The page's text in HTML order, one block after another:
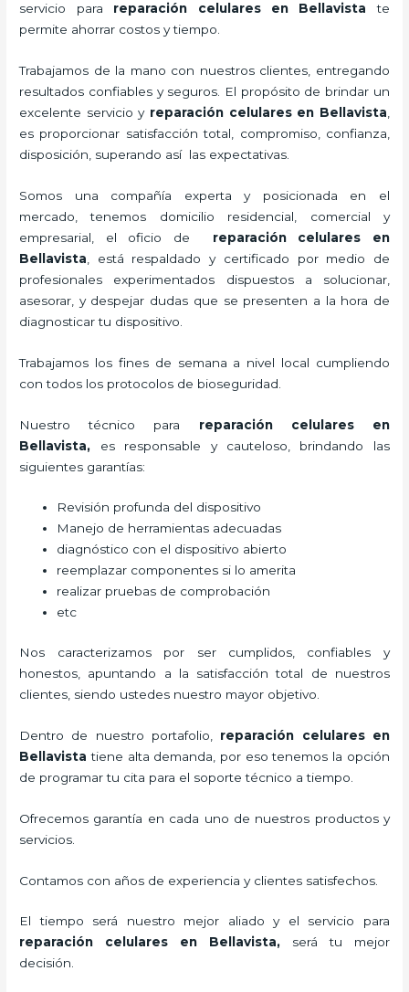
servicio para reparación celulares en Bellavista te
permite ahorrar costos y tiempo.
Trabajamos de la mano con nuestros clientes, entregando
resultados confiables y seguros. El propósito de brindar un
excelente servicio y reparación celularesen Bellavista
es proporcionar satisfacción total, compromiso, confianza,
disposición, superando así las expectativas.
Somos una compañía experta y posicionada en el
mercado, tenemos domicilio residencial, comercial y
empresarial, el oficio de reparación celulares en
Bellavista , está respaldado y certificado por medio de
profesionales experimentados dispuestos a solucionar,
asesorar, y despejar dudas que se presenten a la hora de
diagnosticar tu dispositivo.
Trabajamos los fines de semana a nivel local cumpliendo
con todos los protocolos de bioseguridad.
Nuestro técnico para reparación celulares
en
Bellavista, es responsable y cauteloso, brindando las
siguientes garantías:
Revisión profunda del dispositivo
Manejo de herramientas adecuadas
diagnóstico con el dispositivo abierto
reemplazar componentes si lo amerita
realizar pruebas de comprobación
etc
Nos caracterizamos por ser cumplidos, confiables y
honestos, apuntando a la satisfacción total de nuestros
clientes, siendo ustedes nuestro mayor objetivo.
Dentro de nuestro portafolio, reparación celulares en
Bellavista tiene alta demanda, por eso tenemos la opción
de programar tu cita para el soporte técnico a tiempo.
Ofrecemos garantía en cada uno de nuestros productos y
servicios.
Contamos con años de experiencia y clientes satisfechos.
El tiempo será nuestro mejor aliado y el servicio para
reparación celulares
en Bellavista, será tu mejor
decisión.